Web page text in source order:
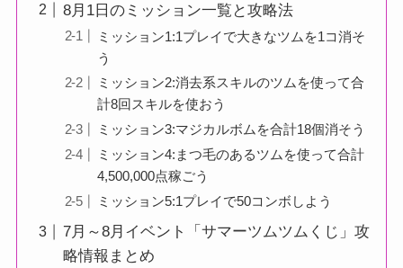
8月1日のミッション一覧と攻略法
ミッション1:1プレイで大きなツムを1コ消そ
う
ミッション2:消去系スキルのツムを使って合
計8回スキルを使おう
ミッション3:マジカルボムを合計18個消そう
ミッション4:まつ毛のあるツムを使って合計
4,500,000点稼ごう
ミッション5:1プレイで50コンボしよう
7月～8月イベント「サマーツムツムくじ」攻
略情報まとめ